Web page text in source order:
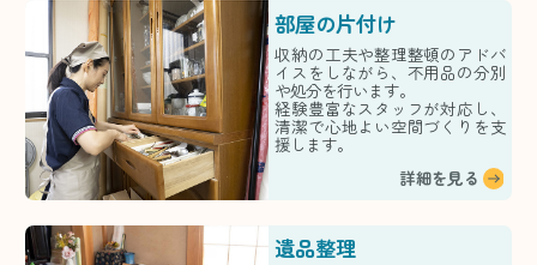
部屋の片付け
収納の工夫や整理整頓のアドバ
イスをしながら、不用品の分別
や処分を行います。
経験豊富なスタッフが対応し、
清潔で心地よい空間づくりを支
援します。
詳細を見る
遺品整理